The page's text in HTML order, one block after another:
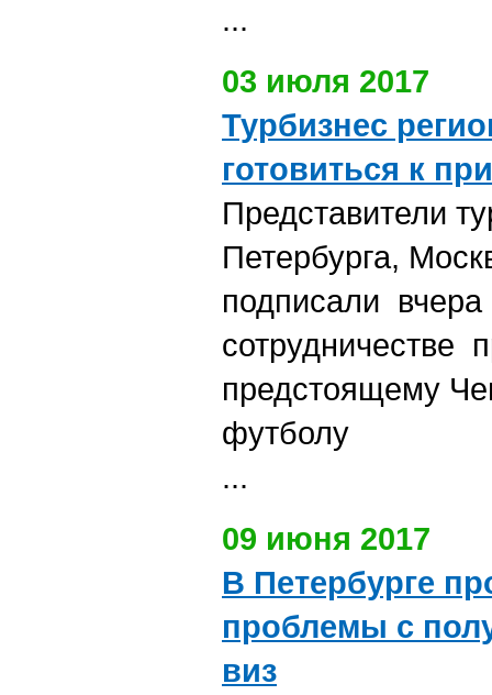
...
03 июля 2017
Турбизнес
готовиться к
Представители
Петербурга,
подписали
сотрудничестве
предстоящему
футболу
...
09 июня 2017
В Петербурге
проблемы с
виз